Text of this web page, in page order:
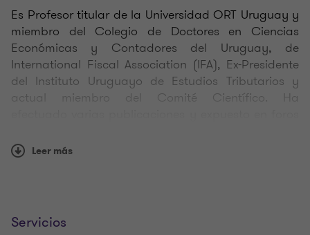
Es Profesor titular de la Universidad ORT Uruguay y
miembro del Colegio de Doctores en Ciencias
Económicas y Contadores del Uruguay, de
International Fiscal Association (IFA), Ex-Presidente
del Instituto Uruguayo de Estudios Tributarios y
actual miembro del Comité Científico. Ha
Recibió Certificado de Reconocimiento del Centro
Leer más
Servicios